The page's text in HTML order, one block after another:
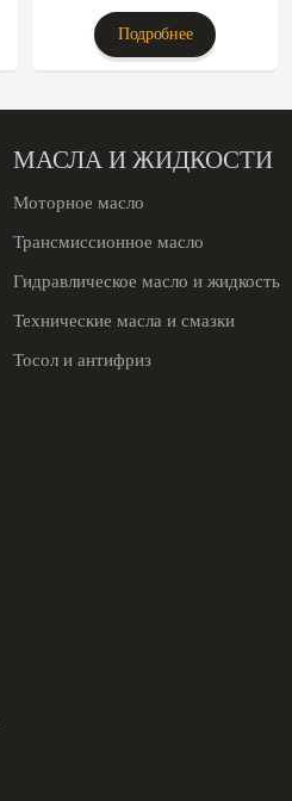
Подробнее
МАСЛА И ЖИДКОСТИ
Моторное масло
Трансмиссионное масло
Гидравлическое масло и жидкость
Технические масла и смазки
Тосол и антифриз